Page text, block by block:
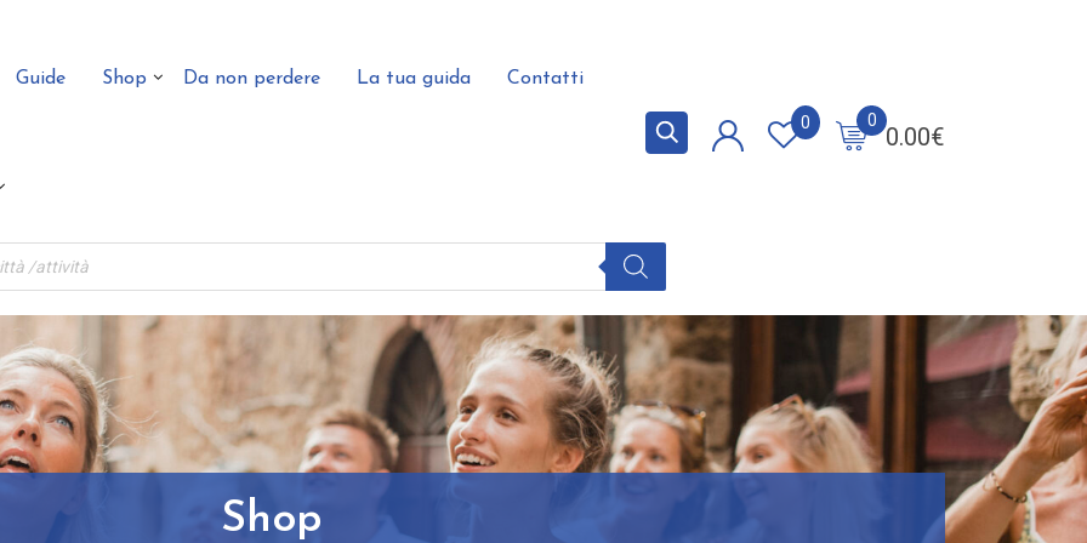
Guide Shop Da non perdere La tua guida Contatti
0.00€
0
0
Shop